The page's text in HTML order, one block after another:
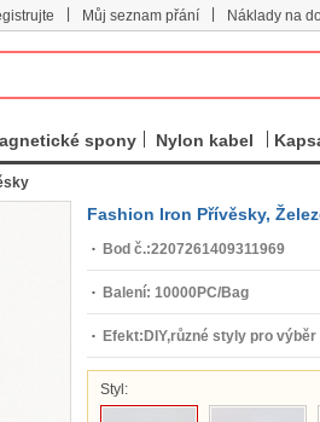
Můj seznam přání Náklady na
spony Nylon kabel
Fashion Iron Přívěsky,
Bod č.:2207261409311969
Balení: 10000PC/Bag
Efekt: DIY,různé styly pro výběr
Styl: